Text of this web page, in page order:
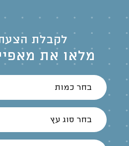
לקבלת
מלאו את
בחר כמות
בחר סוג עץ